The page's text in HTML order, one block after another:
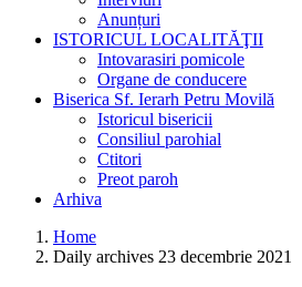
Anunțuri
ISTORICUL LOCALITĂŢII
Intovarasiri pomicole
Organe de conducere
Biserica Sf. Ierarh Petru Movilă
Istoricul bisericii
Consiliul parohial
Ctitori
Preot paroh
Arhiva
Home
Daily archives 23 decembrie 2021